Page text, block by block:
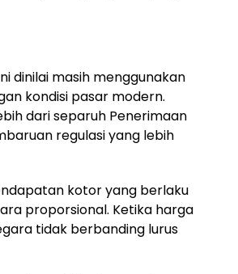
dinilai masih menggunakan
kondisi pasar modern.
dari separuh Penerimaan
regulasi yang lebih
kotor yang berlaku
proporsional. Ketika harga
tidak berbanding lurus